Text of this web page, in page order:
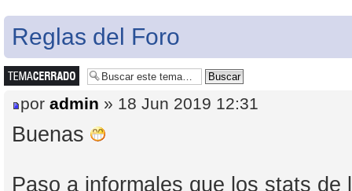
Reglas del Foro
Tema cerrado
por admin » 18 Jun 2019 12:31
Buenas
Paso a informales que los stats de